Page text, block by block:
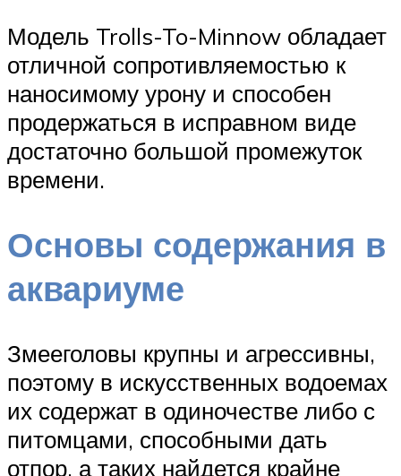
Модель Trolls-To-Minnow обладает
отличной сопротивляемостью к
наносимому урону и способен
продержаться в исправном виде
достаточно большой промежуток
времени.
Основы содержания в
аквариуме
Змееголовы крупны и агрессивны,
поэтому в искусственных водоемах
их содержат в одиночестве либо с
питомцами, способными дать
отпор, а таких найдется крайне